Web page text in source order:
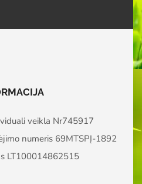
veikla Nr745917
numeris 69MTSPĮ-1892
LT100014862515